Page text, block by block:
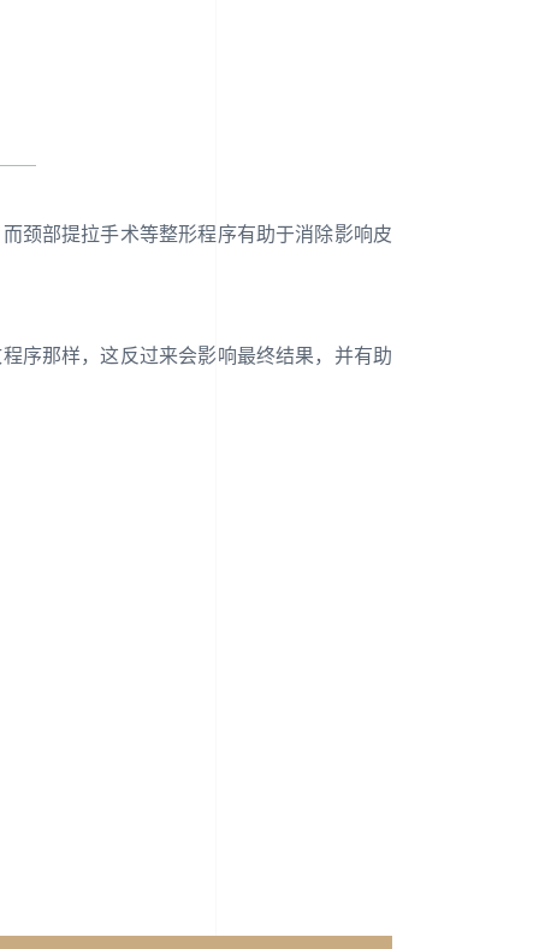
颈部提拉手术等整形程序有助于消除影响皮
序那样，这反过来会影响最终结果，并有助